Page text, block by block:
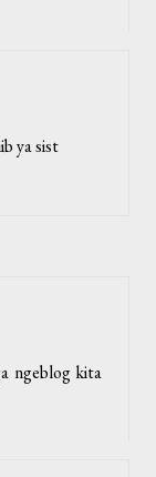
ya sist
ngeblog kita